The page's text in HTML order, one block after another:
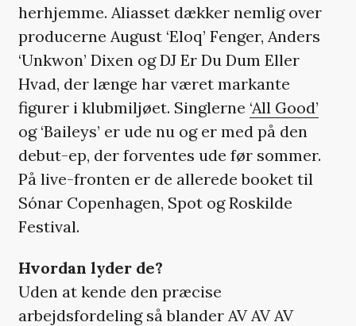
herhjemme. Aliasset dækker nemlig over
producerne August ‘Eloq’ Fenger, Anders
‘Unkwon’ Dixen og DJ Er Du Dum Eller
Hvad, der længe har været markante
figurer i klubmiljøet. Singlerne ‘All Good’
og ‘Baileys’ er ude nu og er med på den
debut-ep, der forventes ude før sommer.
På live-fronten er de allerede booket til
Sónar Copenhagen, Spot og Roskilde
Festival.
Hvordan lyder de?
Uden at kende den præcise
arbejdsfordeling så blander AV AV AV